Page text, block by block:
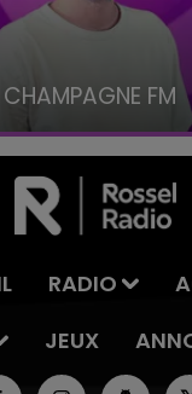
FM
RADIO
JEUX